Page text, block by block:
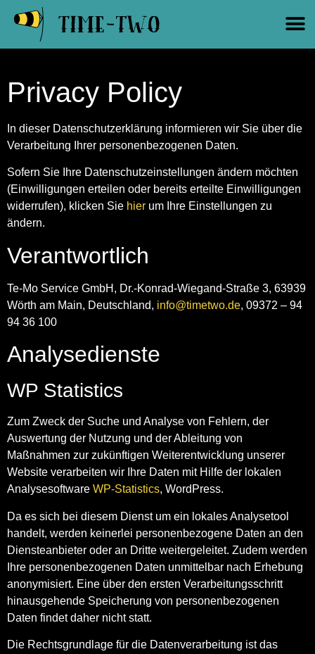
Privacy Policy
In dieser Datenschutzerklärung informieren wir Sie über die
Verarbeitung Ihrer personenbezogenen Daten.
Sofern Sie Ihre Datenschutzeinstellungen ändern möchten
(Einwilligungen erteilen oder bereits erteilte Einwilligungen
widerrufen), klicken Sie hier um Ihre Einstellungen zu
ändern.
Verantwortlich
Te-Mo Service GmbH, Dr.-Konrad-Wiegand-Straße 3, 63939
Wörth am Main, Deutschland, info@timetwo.de, 09372 – 94
94 36 100
Analysedienste
WP Statistics
Zum Zweck der Suche und Analyse von Fehlern, der
Auswertung der Nutzung und der Ableitung von
Maßnahmen zur zukünftigen Weiterentwicklung unserer
Website verarbeiten wir Ihre Daten mit Hilfe der lokalen
Analysesoftware WP-Statistics, WordPress.
Da es sich bei diesem Dienst um ein lokales Analysetool
handelt, werden keinerlei personenbezogene Daten an den
Diensteanbieter oder an Dritte weitergeleitet. Zudem werden
Ihre personenbezogenen Daten unmittelbar nach Erhebung
anonymisiert. Eine über den ersten Verarbeitungsschritt
hinausgehende Speicherung von personenbezogenen
Daten findet daher nicht statt.
Die Rechtsgrundlage für die Datenverarbeitung ist das